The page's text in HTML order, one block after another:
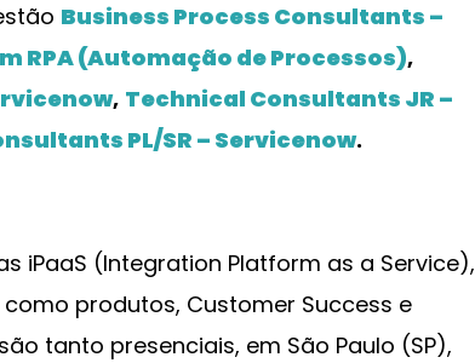
Business Process Consultants –
RPA (Automação de Processos),
, Technical Consultants JR –
PL/SR – Servicenow.
iPaaS (Integration Platform as a Service),
produtos, Customer Success e
tanto presenciais, em São Paulo (SP),